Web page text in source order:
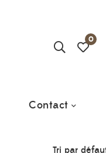
0
Contact